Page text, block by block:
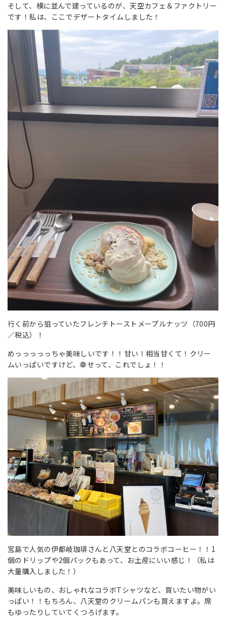
そして、横に並んで建っているのが、天空カフェ＆ファクトリー
です！私は、ここでデザートタイムしました！
行く前から狙っていたフレンチトーストメープルナッツ（700円
／税込）！
めっっっっっちゃ美味しいです！！甘い！相当甘くて！クリー
ムいっぱいですけど、幸せって、これでしょ！！
宮島で人気の伊都岐珈琲さんと八天堂とのコラボコーヒー！！1
個のドリップや2個パックもあって、お土産にいい感じ！（私は
大量購入しました！）
美味しいもの、おしゃれなコラボTシャツなど、買いたい物がい
っぱい！！もちろん、八天堂のクリームパンも買えますよ。席
もゆったりしていてくつろげます。